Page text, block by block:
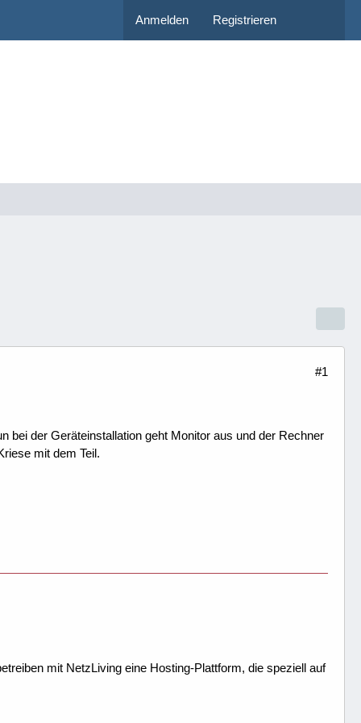
Anmelden Registrieren
#1
bei der Geräteinstallation geht Monitor aus und der Rechner
mit dem Teil.
mit NetzLiving eine Hosting-Plattform, die speziell auf